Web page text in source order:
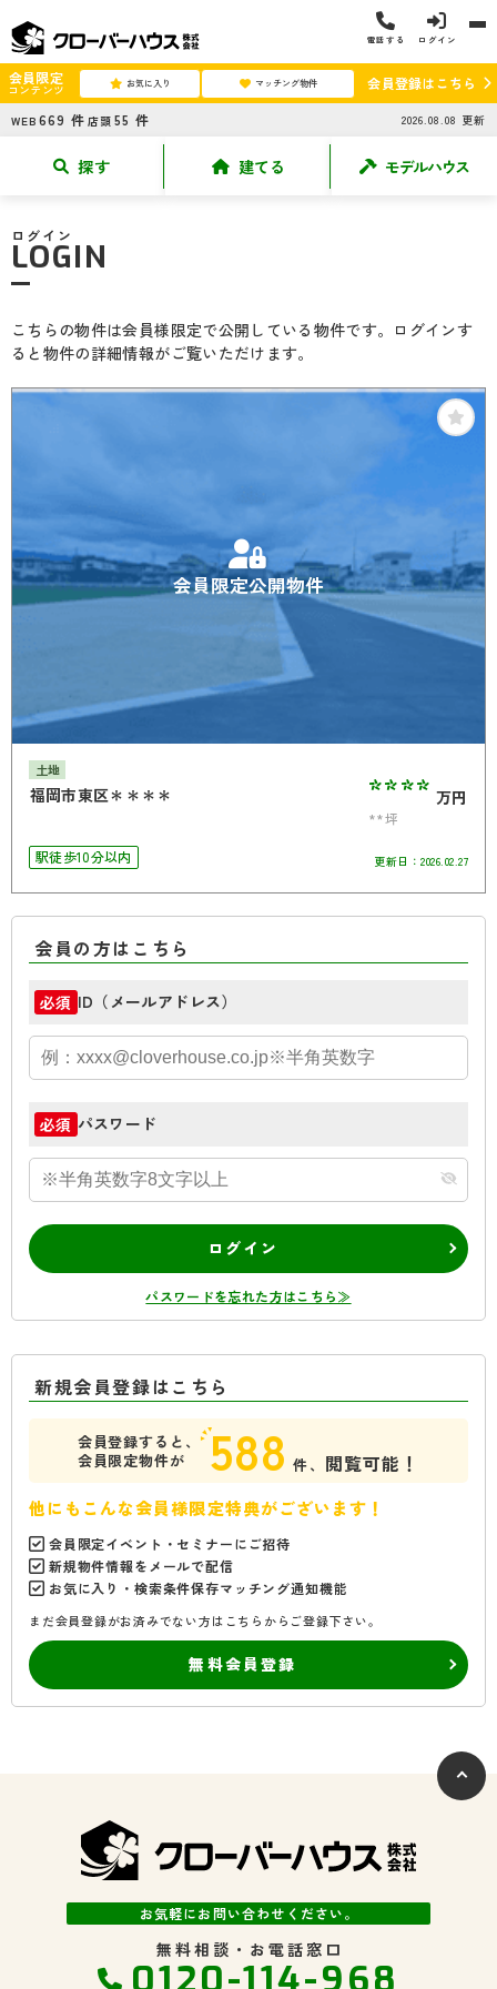
電話する ログイン
会員限定
コンテンツ お気に入り マッチング物件 会員登録はこちら
WEB 669 件 店頭 55 件 2026.08.08 更新
探す 建てる モデルハウス
ログイン
LOGIN
こちらの物件は会員様限定で公開している物件です。ログインす
ると物件の詳細情報がご覧いただけます。
会員限定公開物件
土地
福岡市東区＊＊＊＊ **** 万円
**坪
駅徒歩10分以内
更新日： 2026.02.27
会員の方はこちら
必須 ID（メールアドレス）
必須 パスワード
ログイン
パスワードを忘れた方はこちら≫
新規会員登録はこちら
会員登録すると、
会員限定物件が
588 件、 閲覧可能！
他にもこんな会員様限定特典がございます！
会員限定イベント・セミナーにご招待
新規物件情報をメールで配信
お気に入り・検索条件保存マッチング通知機能
まだ会員登録がお済みでない方はこちらからご登録下さい。
無料会員登録
お気軽にお問い合わせください。
無料相談・お電話窓口